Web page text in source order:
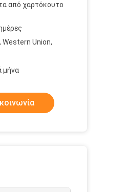
από χαρτόκουτο
Western Union,
μήνα